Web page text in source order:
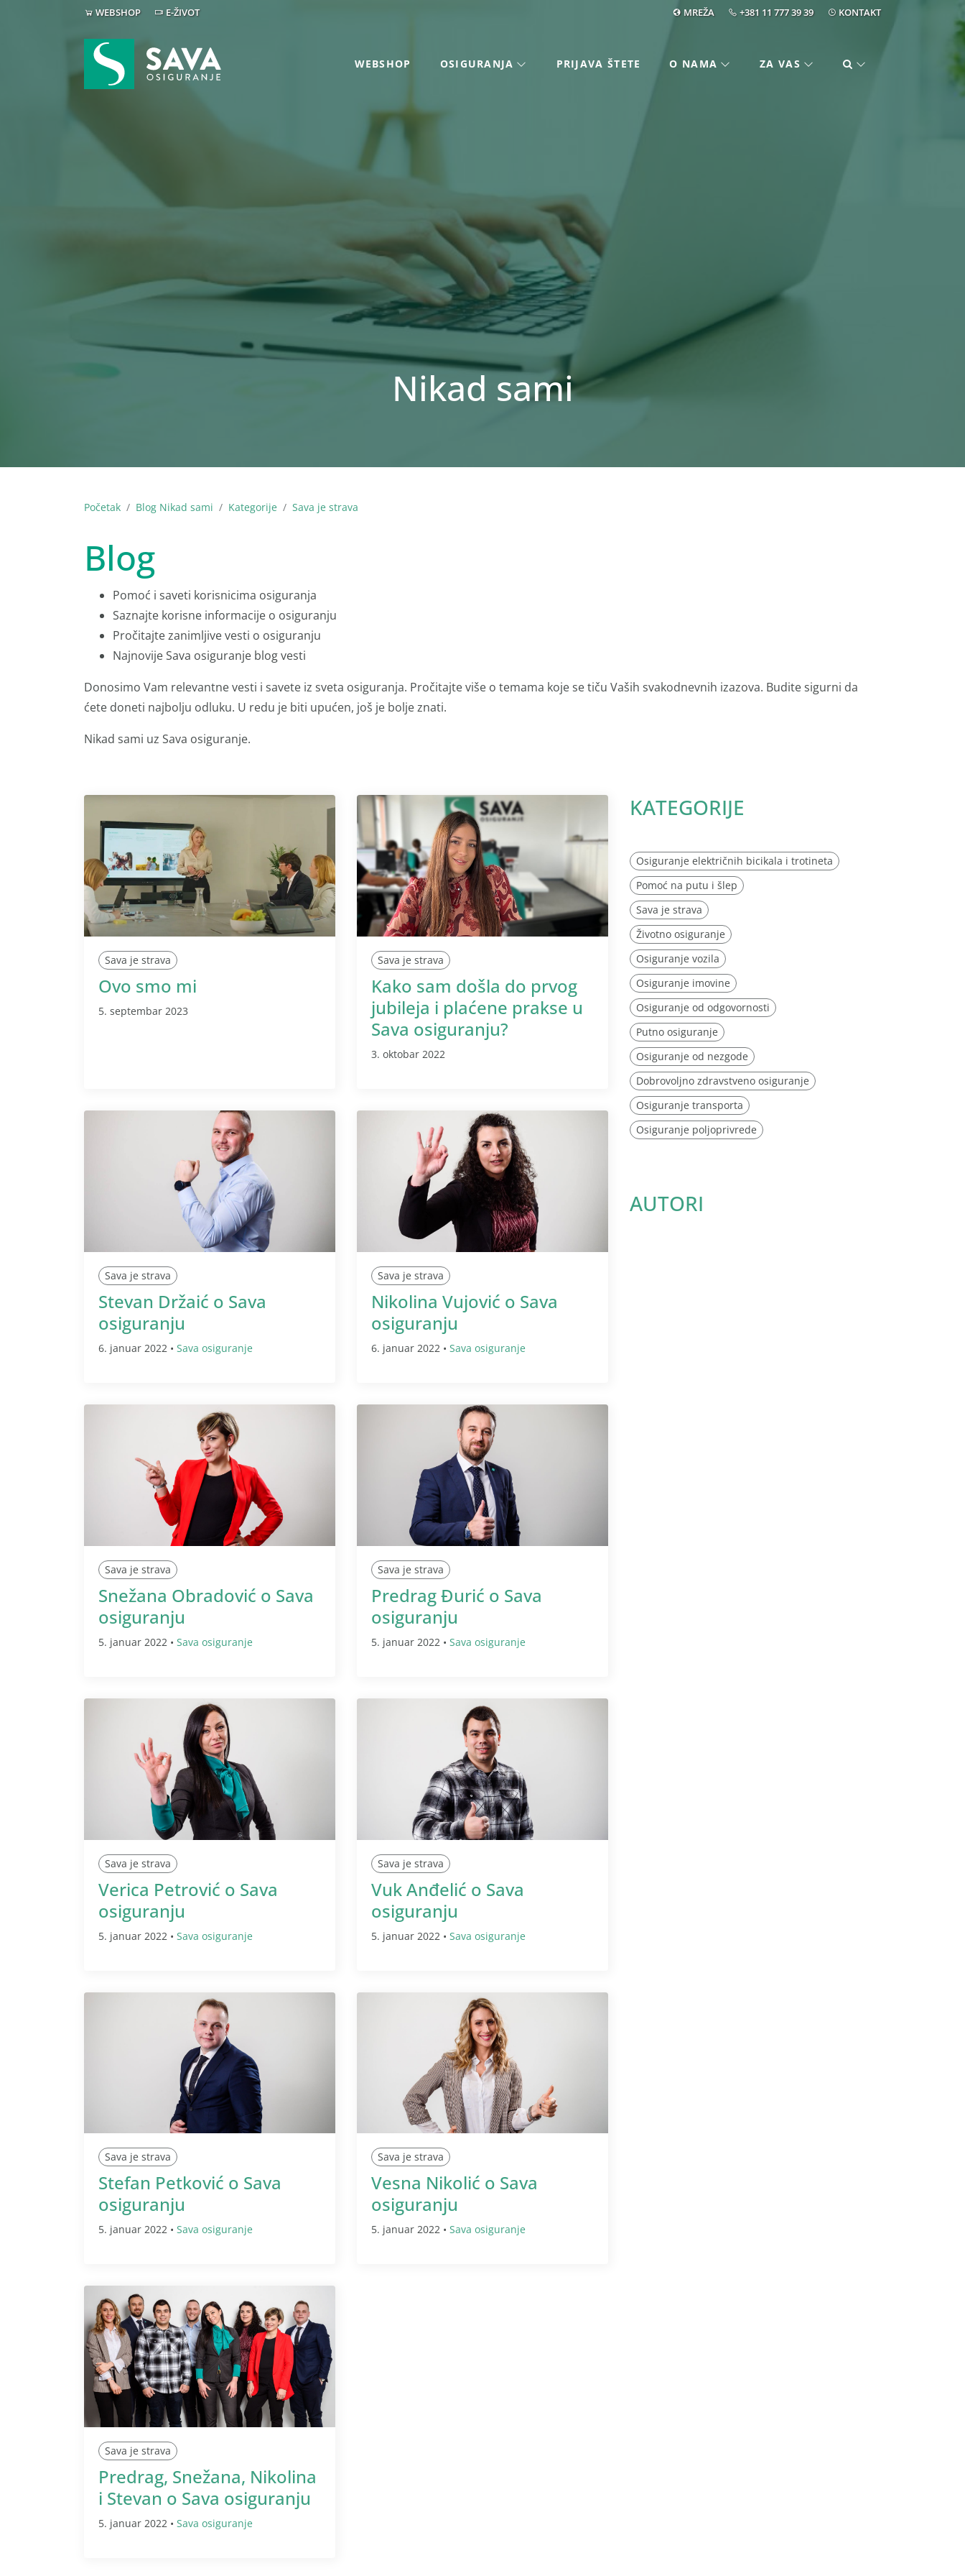
WEBSHOP E-ŽIVOT MREŽA +381 11 777 39 39 KONTAKT
WEBSHOP OSIGURANJA PRIJAVA ŠTETE O NAMA ZA VAS
Nikad sami
Početak Blog Nikad sami Kategorije Sava je strava
Blog
Pomoć i saveti korisnicima osiguranja
Saznajte korisne informacije o osiguranju
Pročitajte zanimljive vesti o osiguranju
Najnovije Sava osiguranje blog vesti
Donosimo Vam relevantne vesti i savete iz sveta osiguranja. Pročitajte više o temama koje se tiču Vaših svakodnevnih izazova. Budite sigurni da
ćete doneti najbolju odluku. U redu je biti upućen, još je bolje znati.
Nikad sami uz Sava osiguranje.
Sava je strava
Ovo smo mi
5. septembar 2023
Sava je strava
Kako sam došla do prvog
jubileja i plaćene prakse u
Sava osiguranju?
3. oktobar 2022
Sava je strava
Stevan Držaić o Sava
osiguranju
6. januar 2022 • Sava osiguranje
Sava je strava
Nikolina Vujović o Sava
osiguranju
6. januar 2022 • Sava osiguranje
Sava je strava
Snežana Obradović o Sava
osiguranju
5. januar 2022 • Sava osiguranje
Sava je strava
Predrag Đurić o Sava
osiguranju
5. januar 2022 • Sava osiguranje
Sava je strava
Verica Petrović o Sava
osiguranju
5. januar 2022 • Sava osiguranje
Sava je strava
Vuk Anđelić o Sava
osiguranju
5. januar 2022 • Sava osiguranje
Sava je strava
Stefan Petković o Sava
osiguranju
5. januar 2022 • Sava osiguranje
Sava je strava
Vesna Nikolić o Sava
osiguranju
5. januar 2022 • Sava osiguranje
Sava je strava
Predrag, Snežana, Nikolina
i Stevan o Sava osiguranju
5. januar 2022 • Sava osiguranje
KATEGORIJE
Osiguranje električnih bicikala i trotineta
Pomoć na putu i šlep
Sava je strava
Životno osiguranje
Osiguranje vozila
Osiguranje imovine
Osiguranje od odgovornosti
Putno osiguranje
Osiguranje od nezgode
Dobrovoljno zdravstveno osiguranje
Osiguranje transporta
Osiguranje poljoprivrede
AUTORI